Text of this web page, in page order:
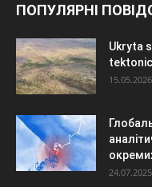
ПОПУЛЯРНІ
Ukryta
15.05.2026
24.07.2025